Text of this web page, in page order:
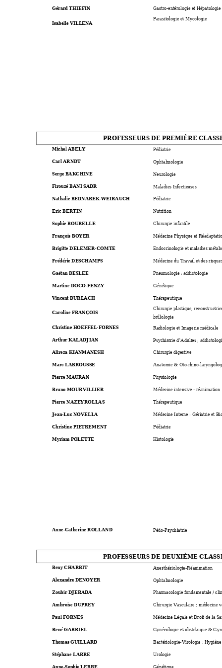
Gérard THIEFIN Gastro-entérologie et Hépatologie
Isabelle VILLENA
Parasitologie et Mycologie
PROFESSEURS DE PREMIÈRE CL
Michel ABELY Pédiatrie
Carl ARNDT Ophtalmologie
Serge BAKCHINE Neurologie
Firouzé BANI SADR Maladies Infectieuses
Nathalie BEDNAREK-WEIRAUCH Pédiatrie
Eric BERTIN Nutrition
Sophie BOURELLE Chirurgie infantile
François BOYER Médecine Physique et Réad
Brigitte DELEMER-COMTE Endocrinologie et maladies
Frédéric DESCHAMPS Médecine du Travail et des
Gaëtan DESLEE Pneumologie : addictologie
Martine DOCO-FENZY Génétique
Vincent DURLACH Thérapeutique
Caroline FRANÇOIS
Chirurgie plastique,
brûlologie
Christine HOEFFEL-FORNES Radiologie et Imagerie médicale
Arthur KALADJIAN Psychiatrie d’Adultes ; add
Alireza KIANMANESH Chirurgie digestive
Marc LABROUSSE Anatomie & Oto-rhino-
Pierre MAURAN Physiologie
Bruno MOURVILLIER Médecine intensive - réanimation
Pierre NAZEYROLLAS Thérapeutique
Jean-Luc NOVELLA Médecine Interne : Gériatrie et
Christine PIETREMENT Pédiatrie
Myriam POLETTE Histologie
Anne-Catherine ROLLAND Pédo-Psychiatrie
PROFESSEURS DE DEUXIÈME C
Beny CHARBIT Anesthésiologie-Réanimation
Alexandre DENOYER Ophtalmologie
Zoubir DJERADA Pharmacologie fondamentale /
Ambroise DUPREY Chirurgie Vasculaire ; médecine
Paul FORNES Médecine Légale et Droit de la
René GABRIEL Gynécologie et obstétrique &
Thomas GUILLARD Bactériologie-Virologie ;
Stéphane LARRE Urologie